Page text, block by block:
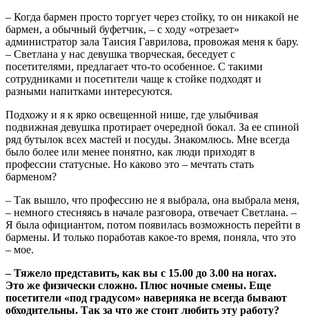
– Когда бармен просто торгует через стойку, то он никакой не
бармен, а обычный буфетчик, – с ходу «отрезает»
администратор зала Таисия Гаврилова, провожая меня к бару.
– Светлана у нас девушка творческая, беседует с
посетителями, предлагает что-то особенное. С такими
сотрудниками и посетители чаще к стойке подходят и
разными напитками интересуются.
Подхожу и я к ярко освещенной нише, где улыбчивая
подвижная девушка протирает очередной бокал. За ее спиной
ряд бутылок всех мастей и посуды. Знакомлюсь. Мне всегда
было более или менее понятно, как люди приходят в
профессии статусные. Но каково это – мечтать стать
барменом?
– Так вышло, что профессию не я выбрала, она выбрала меня,
– немного стесняясь в начале разговора, отвечает Светлана. –
Я была официантом, потом появилась возможность перейти в
бармены. И только поработав какое-то время, поняла, что это
– мое.
– Тяжело представить, как вы с 15.00 до 3.00 на ногах.
Это же физически сложно. Плюс ночные смены. Еще
посетители «под градусом» наверняка не всегда бывают
обходительны. Так за что же стоит любить эту работу?